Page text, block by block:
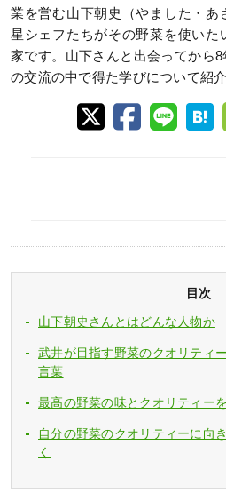
業を営む山下朝史（やました・あ
星シェフたちがその野菜を使いた
家です。山下さんと出会ってから
の交流の中で得た学びについて紹介
目次
山下朝史さんとはどんな人物か
武井が目指す野菜のクオリティ
言葉
最高の野菜の味とクオリティー
自分の野菜のクオリティーに向
く